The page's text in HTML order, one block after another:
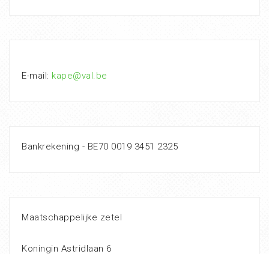
E-mail: kape@val.be
Bankrekening - BE70 0019 3451 2325
Maatschappelijke zetel
Koningin Astridlaan 6